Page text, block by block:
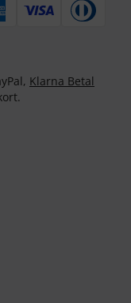
Klarna Betal